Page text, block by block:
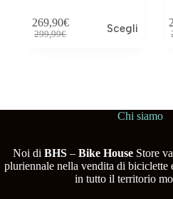
Tag prodotto
299,99€
269,90€ Scegli
Chi siamo
Noi di BHS– Bike HouseStore
pluriennale nella vendita di biciclette
in tutto il territorio